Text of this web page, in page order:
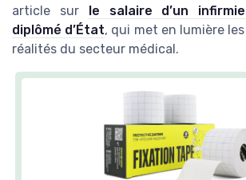
article sur le salaire d’un
diplômé d’État, qui met en lumière
réalités du secteur médical.